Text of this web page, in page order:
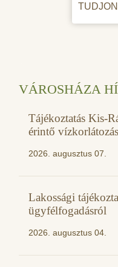
VÁROSHÁZA
Tájékoztatás Kis-
érintő
2026. augusztus 07.
Lakossági
ügyfélfogadásról
2026. augusztus 04.